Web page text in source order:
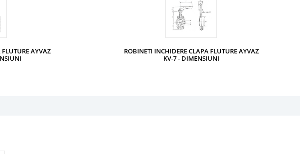
AYVAZ
ROBINETI INCHIDERE CLAPA FLUTURE AYVAZ
KV-7 - DIMENSIUNI